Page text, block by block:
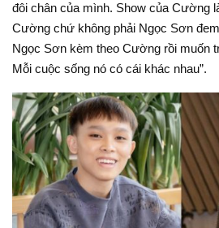
đôi chân của mình. Show của Cường
Cường chứ không phải Ngọc Sơn
Ngọc Sơn kèm theo Cường rồi muốn
Mỗi cuộc sống nó có cái khác nhau”.